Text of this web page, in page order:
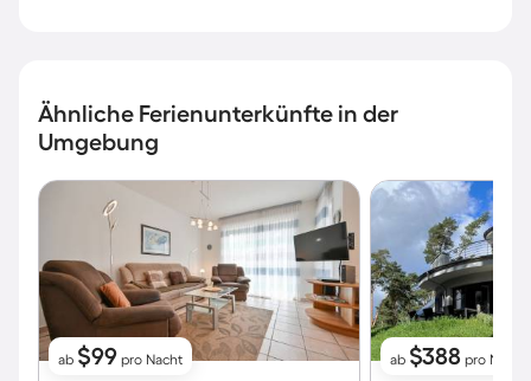
Ähnliche Ferienunterkünfte in der
Umgebung
ab $99 pro Nacht
ab $388 pro Nacht